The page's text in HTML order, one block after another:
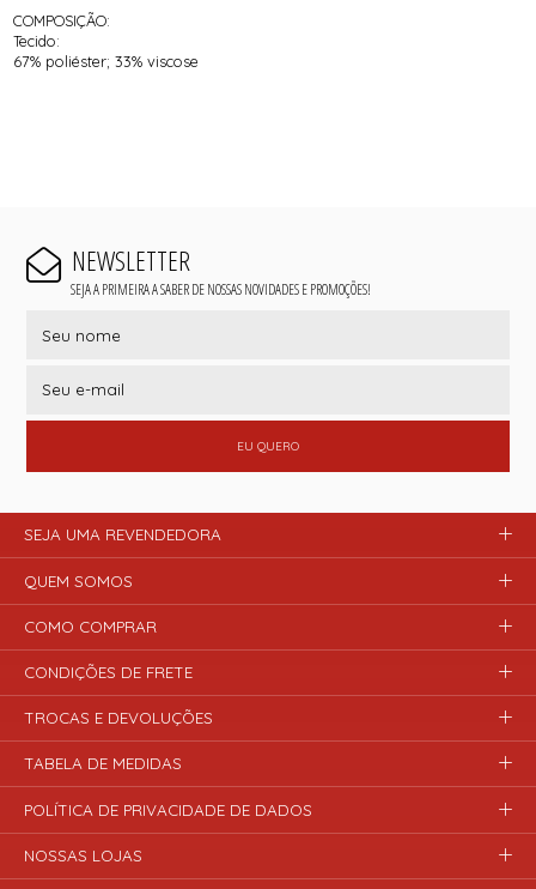
COMPOSIÇÃO:
Tecido:
67% poliéster; 33% viscose
NEWSLETTER
SEJA A PRIMEIRA A SABER DE NOSSAS NOVIDADES E PROMOÇÕES!
EU QUERO
SEJA UMA REVENDEDORA
QUEM SOMOS
COMO COMPRAR
CONDIÇÕES DE FRETE
TROCAS E DEVOLUÇÕES
TABELA DE MEDIDAS
POLÍTICA DE PRIVACIDADE DE DADOS
NOSSAS LOJAS